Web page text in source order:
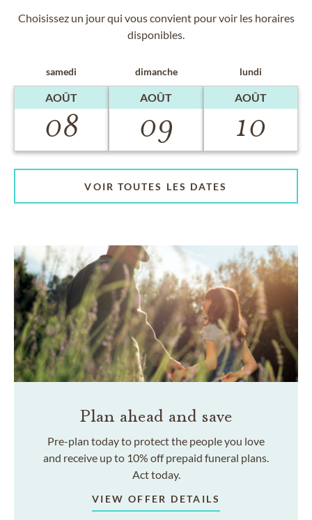
Choisissez un jour qui vous convient pour voir les horaires
disponibles.
samedi
AOÛT
08
dimanche
AOÛT
09
lundi
AOÛT
10
VOIR TOUTES LES DATES
Plan ahead and save
Pre-plan today to protect the people you love
and receive up to 10% off prepaid funeral plans.
Act today.
VIEW OFFER DETAILS